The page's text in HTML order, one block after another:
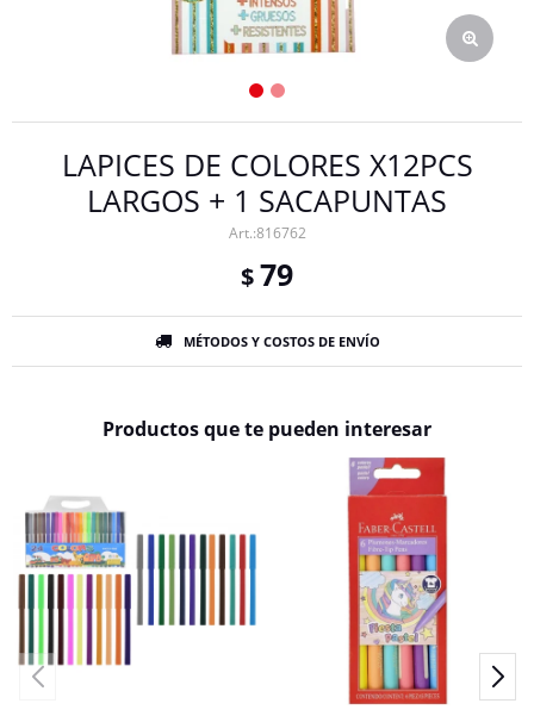
LAPICES DE COLORES X12PCS
LARGOS + 1 SACAPUNTAS
816762
$79
MÉTODOS Y COSTOS DE ENVÍO
Productos que te pueden interesar